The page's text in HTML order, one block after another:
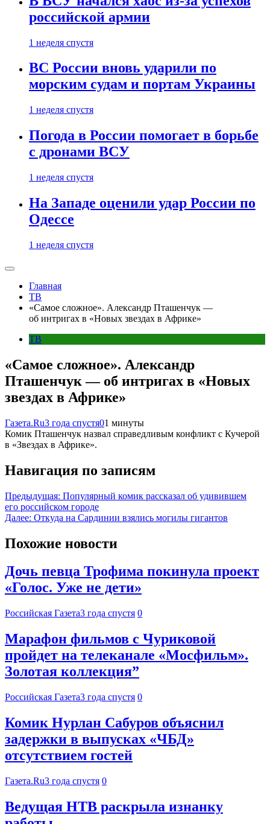
российской армии
1 неделя спустя
ВС России вновь ударили по
морским судам и портам Украины
1 неделя спустя
Погода в России помогает в борьбе
с дронами ВСУ
1 неделя спустя
На Западе оценили удар России по
Одессе
1 неделя спустя
Главная
ТВ
«Самое сложное». Александр Пташенчук —
об интригах в «Новых звездах в Африке»
ТВ
«Самое сложное». Александр
Пташенчук — об интригах в «Новых
звездах в Африке»
Газета.Ru3 года спустя01 минуты
Комик Пташенчук назвал справедливым конфликт с Кучерой
в «Звездах в Африке».
Навигация по записям
Предыдущая: Популярный комик рассказал об удивившем
его российском городе
Далее: Откуда на Сардинии взялись могилы гигантов
Похожие новости
Дочь певца Трофима покинула проект
«Голос. Уже не дети»
Российская Газета3 года спустя 0
Марафон фильмов с Чуриковой
пройдет на телеканале «Мосфильм».
Золотая коллекция”
Российская Газета3 года спустя 0
Комик Нурлан Сабуров объяснил
задержки в выпусках «ЧБД»
отсутствием гостей
Газета.Ru3 года спустя 0
Ведущая НТВ раскрыла изнанку